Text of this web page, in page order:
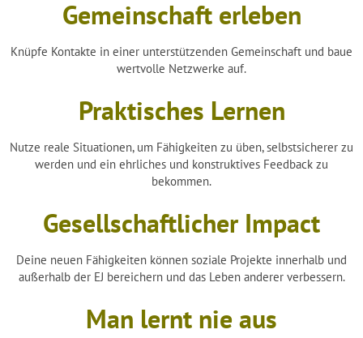
Gemeinschaft erleben
Knüpfe Kontakte in einer unterstützenden Gemeinschaft und baue
wertvolle Netzwerke auf.
Praktisches Lernen
Nutze reale Situationen, um Fähigkeiten zu üben, selbstsicherer zu
werden und ein ehrliches und konstruktives Feedback zu
bekommen.
Gesellschaftlicher Impact
Deine neuen Fähigkeiten können soziale Projekte innerhalb und
außerhalb der EJ bereichern und das Leben anderer verbessern.
Man lernt nie aus